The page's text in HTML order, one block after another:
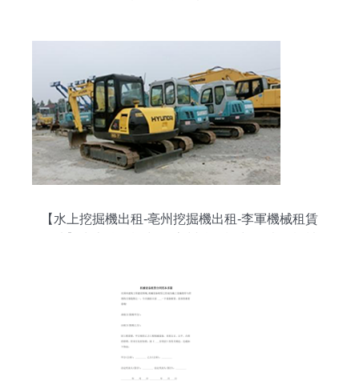
【水上挖掘機出租-亳州挖掘機出租-李軍機械租賃